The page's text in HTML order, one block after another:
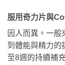
服用奇力片與
因人而異。一
到體能與精力的
至8週的持續補